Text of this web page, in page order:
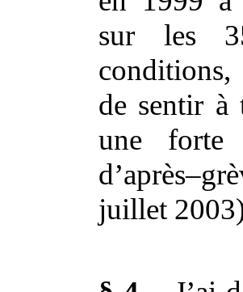
sur les
de sentir à
une forte
juillet